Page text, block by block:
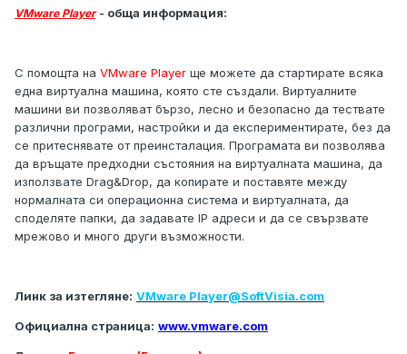
VMware Player - обща информация:
С помощта на VMware Player ще можете да стартирате всяка
една виртуална машина, която сте създали. Виртуалните
машини ви позволяват бързо, лесно и безопасно да тествате
различни програми, настройки и да експериментирате, без да
се притеснявате от преинсталация. Програмата ви позволява
да връщате предходни състояния на виртуалната машина, да
използвате Drag&Drop, да копирате и поставяте между
нормалната си операционна система и виртуалната, да
споделяте папки, да задавате IP адреси и да се свързвате
мрежово и много други възможности.
Линк за изтегляне: VMware Player@SoftVisia.com
Официална страница: www.vmware.com